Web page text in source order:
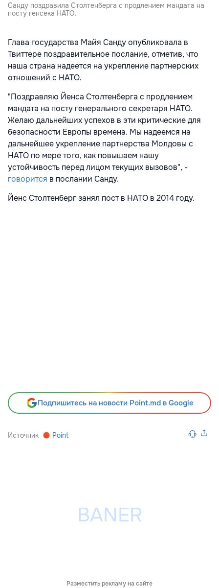
Санду поздравила Столтенберга с продлением мандата на
посту генсека НАТО.
Глава государства Майя Санду опубликовала в
Твиттере поздравительное послание, отметив, что
наша страна надеется на укрепление партнерских
отношений с НАТО.
"Поздравляю Йенса Столтенберга с продлением
мандата на посту генерального секретаря НАТО.
Желаю дальнейших успехов в эти критические для
безопасности Европы времена. Мы надеемся на
дальнейшее укрепление партнерства Молдовы с
НАТО по мере того, как повышаем нашу
устойчивость перед лицом текущих вызовов", -
говорится в послании Санду.
Йенс Столтенберг занял пост в НАТО в 2014 году.
Подпишитесь на новости Point.md в Google
Источник Point
Разместить рекламу на сайте